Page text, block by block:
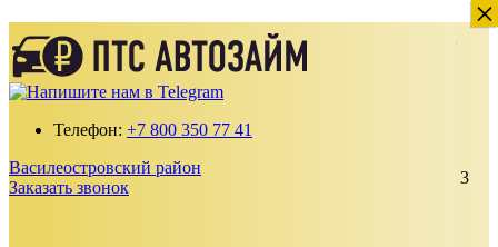
Телефон: +7 800 350 77 41
Василеостровский район
Заказать звонок
Деньги под залог ПТС Автомобиля в
Василеостровском районе
100% одобрение даже с плохой кредитной
Выдаем от 30 000 до 15 000 000 ₽ на срок до 3
лет
×
×